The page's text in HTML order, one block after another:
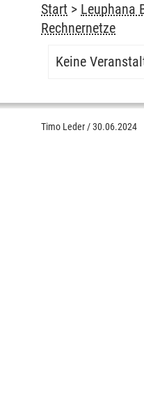
Start > Leuphana
Rechnernetze
Keine
Timo Leder /30.06.2024